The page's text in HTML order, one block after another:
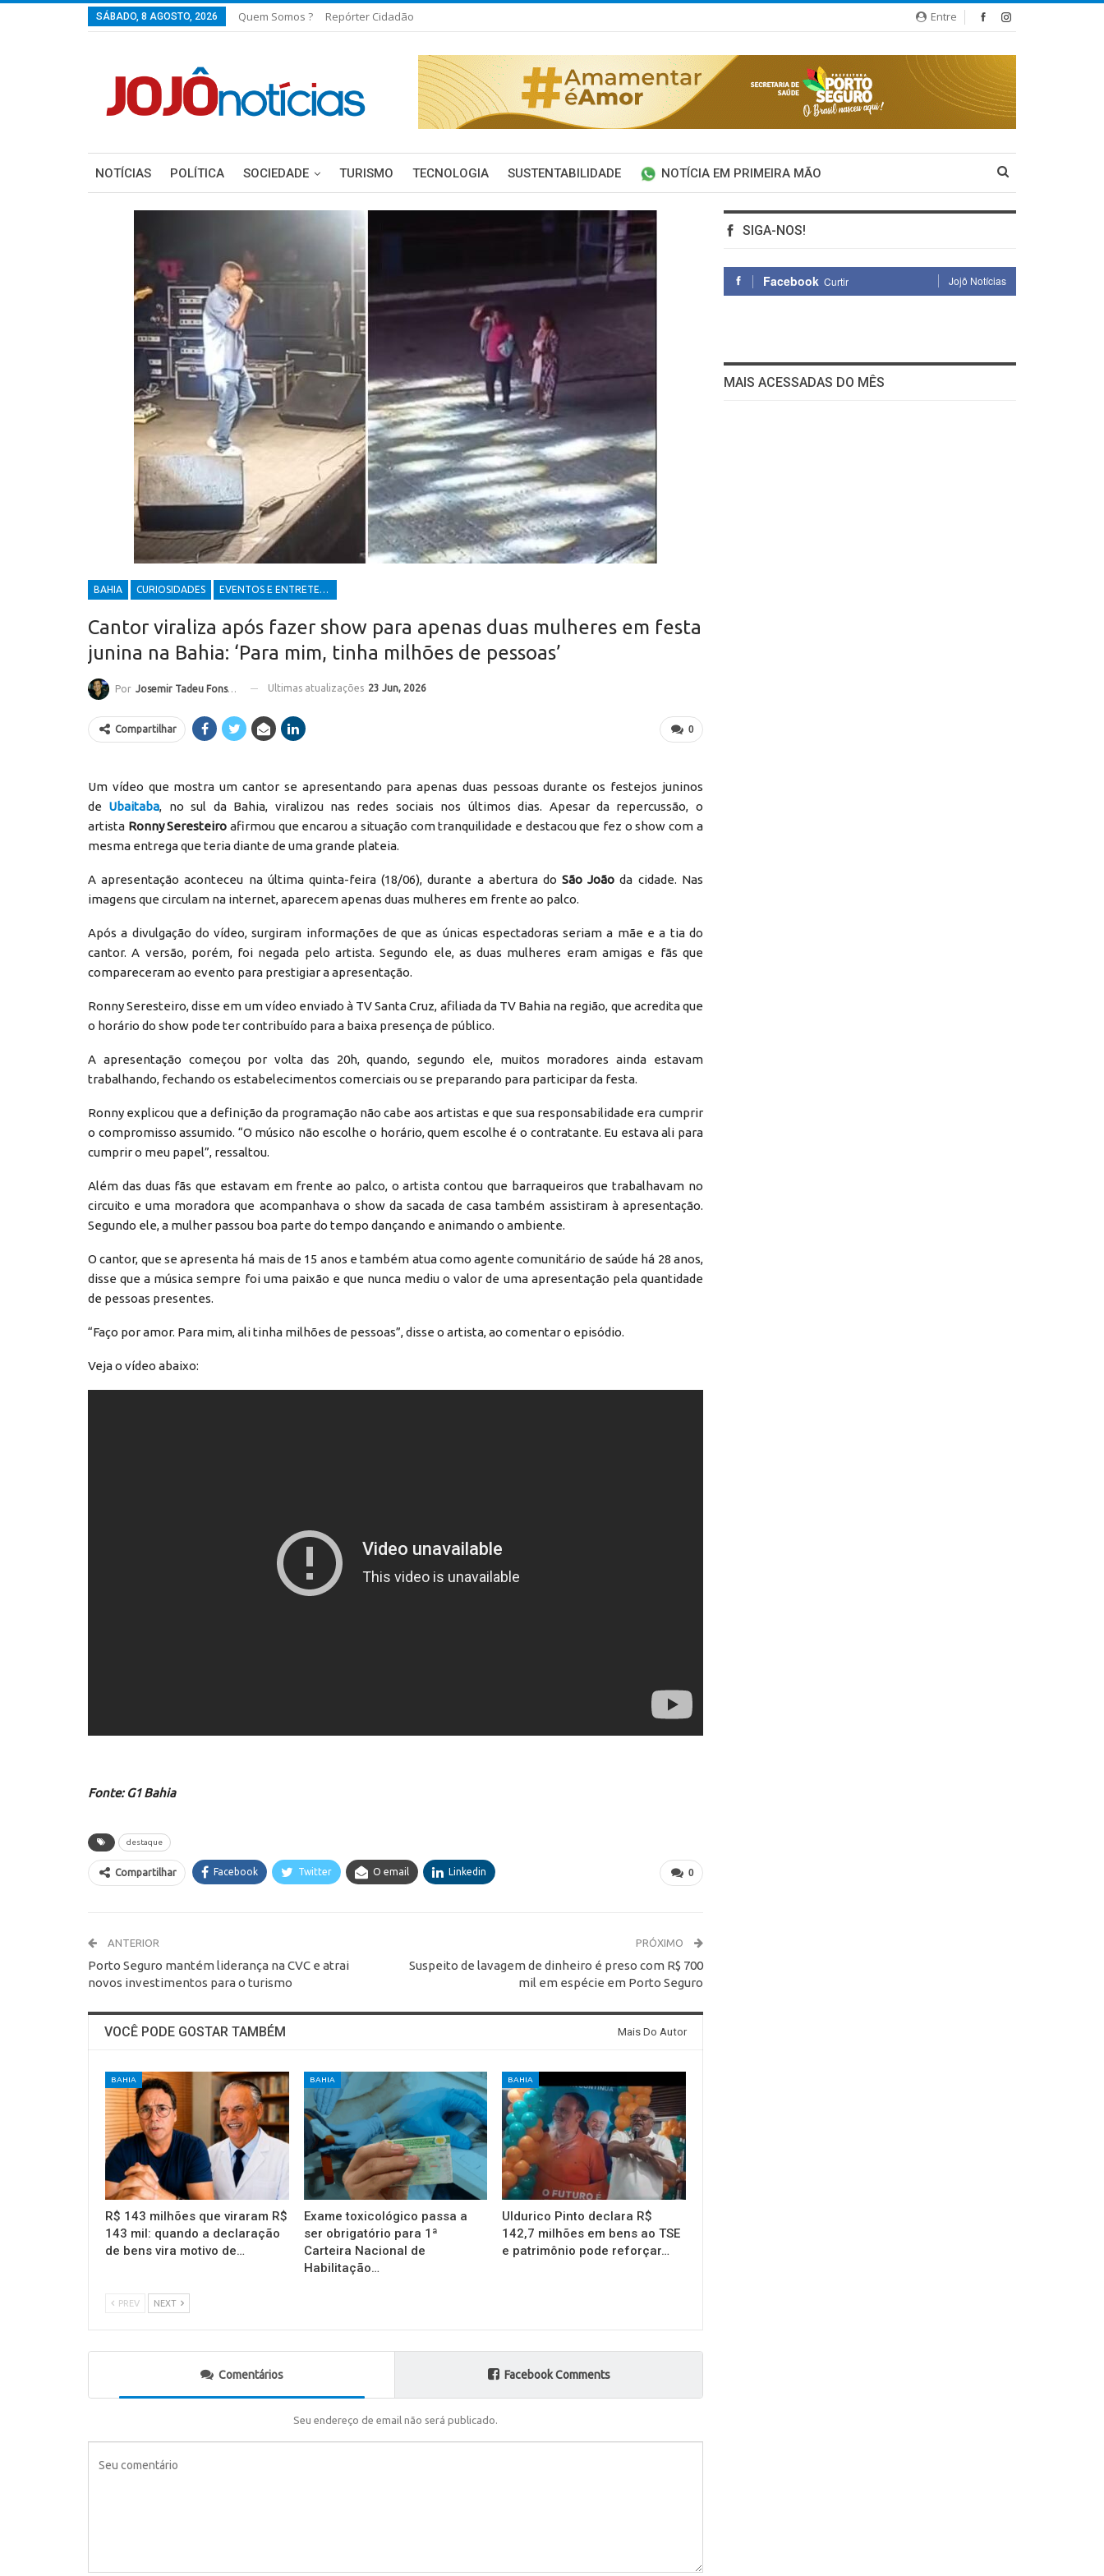
Entre
SÁBADO, 8 AGOSTO, 2026 Quem Somos ? Repórter Cidadão
NOTÍCIAS POLÍTICA SOCIEDADE TURISMO TECNOLOGIA SUSTENTABILIDADE NOTÍCIA EM PRIMEIRA MÃO
BAHIA CURIOSIDADES EVENTOS E ENTRETENIMENTOS
Cantor viraliza após fazer show para apenas duas mulheres em festa
junina na Bahia: ‘Para mim, tinha milhões de pessoas’
Por Josemir Tadeu Fonseca Ultimas atualizações 23 Jun, 2026
0
Compartilhar
Um vídeo que mostra um cantor se apresentando para apenas duas pessoas durante os festejos juninos
de Ubaitaba, no sul da Bahia, viralizou nas redes sociais nos últimos dias. Apesar da repercussão, o
artista Ronny Seresteiro afirmou que encarou a situação com tranquilidade e destacou que fez o show com a
mesma entrega que teria diante de uma grande plateia.
A apresentação aconteceu na última quinta-feira (18/06), durante a abertura doSão João da cidade. Nas
imagens que circulam na internet, aparecem apenas duas mulheres em frente ao palco.
Após a divulgação do vídeo, surgiram informações de que as únicas espectadoras seriam a mãe e a tia do
cantor. A versão, porém, foi negada pelo artista. Segundo ele, as duas mulheres eram amigas e fãs que
compareceram ao evento para prestigiar a apresentação.
Ronny Seresteiro, disse em um vídeo enviado à TV Santa Cruz, afiliada da TV Bahia na região, que acredita que
o horário do show pode ter contribuído para a baixa presença de público.
A apresentação começou por volta das 20h, quando, segundo ele, muitos moradores ainda estavam
trabalhando, fechando os estabelecimentos comerciais ou se preparando para participar da festa.
Ronny explicou que a definição da programação não cabe aos artistas e que sua responsabilidade era cumprir
o compromisso assumido. “O músico não escolhe o horário, quem escolhe é o contratante. Eu estava ali para
cumprir o meu papel”, ressaltou.
Além das duas fãs que estavam em frente ao palco, o artista contou que barraqueiros que trabalhavam no
circuito e uma moradora que acompanhava o show da sacada de casa também assistiram à apresentação.
Segundo ele, a mulher passou boa parte do tempo dançando e animando o ambiente.
O cantor, que se apresenta há mais de 15 anos e também atua como agente comunitário de saúde há 28 anos,
disse que a música sempre foi uma paixão e que nunca mediu o valor de uma apresentação pela quantidade
de pessoas presentes.
“Faço por amor. Para mim, ali tinha milhões de pessoas”, disse o artista, ao comentar o episódio.
Veja o vídeo abaixo:
Fonte: G1 Bahia
destaque
0
Compartilhar Facebook Twitter O email Linkedin
ANTERIOR
Porto Seguro mantém liderança na CVC e atrai
novos investimentos para o turismo
PRÓXIMO
Suspeito de lavagem de dinheiro é preso com R$ 700
mil em espécie em Porto Seguro
VOCÊ PODE GOSTAR TAMBÉM Mais Do Autor
BAHIA
R$ 143 milhões que viraram R$
143 mil: quando a declaração
de bens vira motivo de…
BAHIA
Exame toxicológico passa a
ser obrigatório para 1ª
Carteira Nacional de
Habilitação…
BAHIA
Uldurico Pinto declara R$
142,7 milhões em bens ao TSE
e patrimônio pode reforçar…
PREV NEXT
Comentários Facebook Comments
Seu endereço de email não será publicado.
SIGA-NOS!
Facebook Curtir Jojô Notícias
MAIS ACESSADAS DO MÊS